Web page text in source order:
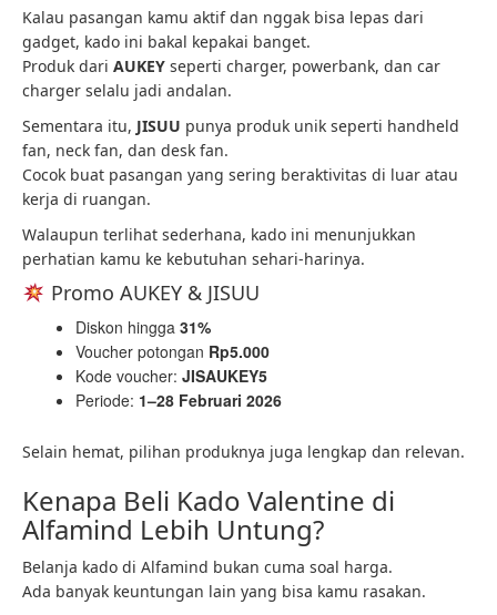
Kalau pasangan kamu aktif dan nggak bisa lepas dari
gadget, kado ini bakal kepakai banget.
Produk dari AUKEY seperti charger, powerbank, dan car
charger selalu jadi andalan.
Sementara itu, JISUU punya produk unik seperti handheld
fan, neck fan, dan desk fan.
Cocok buat pasangan yang sering beraktivitas di luar atau
kerja di ruangan.
Walaupun terlihat sederhana, kado ini menunjukkan
perhatian kamu ke kebutuhan sehari-harinya.
Promo AUKEY & JISUU
Diskon hingga 31%
Voucher potongan Rp5.000
Kode voucher: JISAUKEY5
Periode: 1–28 Februari 2026
Selain hemat, pilihan produknya juga lengkap dan relevan.
Kenapa Beli Kado Valentine di
Alfamind Lebih Untung?
Belanja kado di Alfamind bukan cuma soal harga.
Ada banyak keuntungan lain yang bisa kamu rasakan.